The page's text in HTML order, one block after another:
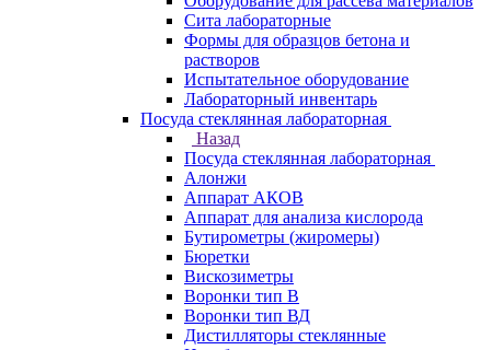
Сита лабораторные
Формы для образцов бетона и
растворов
Испытательное оборудование
Лабораторный инвентарь
Посуда стеклянная лабораторная
Назад
Посуда стеклянная лабораторная
Алонжи
Аппарат АКОВ
Аппарат для анализа кислорода
Бутирометры (жиромеры)
Бюретки
Вискозиметры
Воронки тип В
Воронки тип ВД
Дистилляторы стеклянные